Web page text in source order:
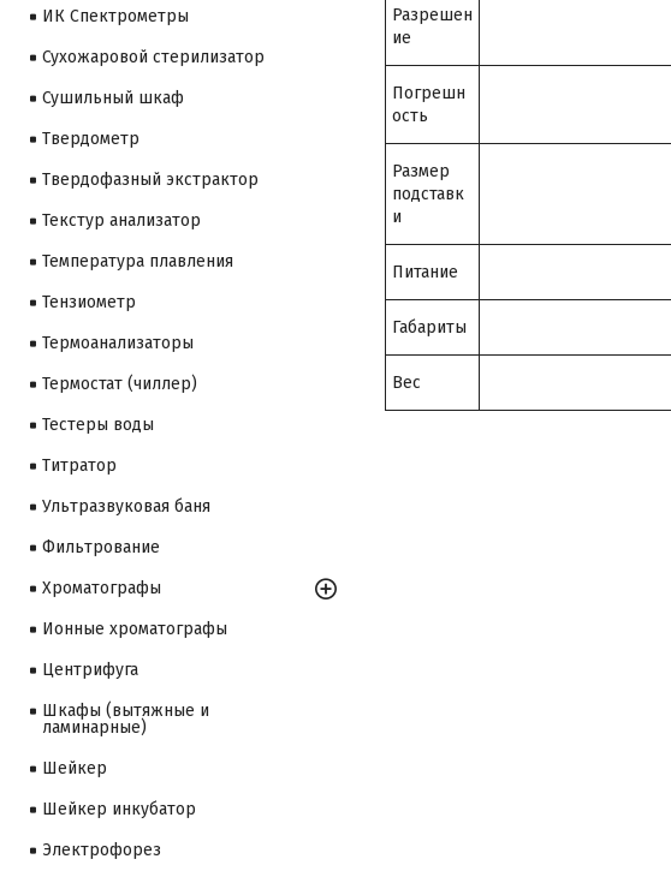
Разрешен
ие
Погрешн
ость
Размер
подставк
и
Питание
Габариты
Вес
ИК Спектрометры
Сухожаровой стерилизатор
Сушильный шкаф
Твердометр
Твердофазный экстрактор
Текстур анализатор
Температура плавления
Тензиометр
Термоанализаторы
Термостат (чиллер)
Тестеры воды
Титратор
Ультразвуковая баня
Фильтрование
Хроматографы
Ионные хроматографы
Центрифуга
Шкафы (вытяжные и
ламинарные)
Шейкер
Шейкер инкубатор
Электрофорез